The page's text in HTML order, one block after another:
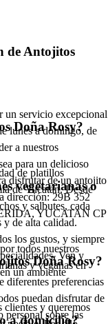
de Antojitos
un servicio excepcional
lunes a domingo, de
a nuestros
para un delicioso
disfrutar de un antojito
dirección: 29B 352
YUCATAN CP
Doña Rosy?
de platillos
de Yucatán. Desde
y salbutes, cada
y de alta calidad.
los gustos, y siempre
Ven y
un ambiente
vegetarianas o
todos nuestros
y veganas en
diferentes preferencias
puedan disfrutar de
personal sobre las
Doña Rosy?
y queremos
a domicilio?